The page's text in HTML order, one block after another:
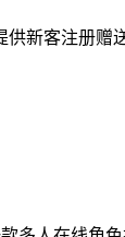
新客注册